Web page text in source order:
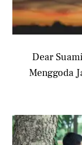
Dear
Menggoda